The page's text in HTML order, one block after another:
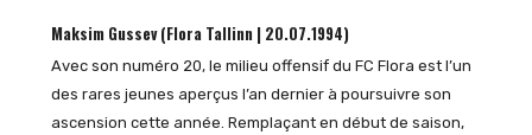
Maksim Gussev (Flora Tallinn | 20.07.1994)
Avec son numéro 20, le milieu offensif du FC Flora est l’un
des rares jeunes aperçus l’an dernier à poursuivre son
ascension cette année. Remplaçant en début de saison,